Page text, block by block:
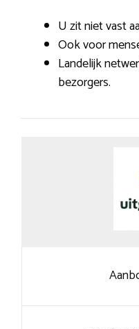
U zit niet vast
Ook voor
Landelijk
bezorgers.